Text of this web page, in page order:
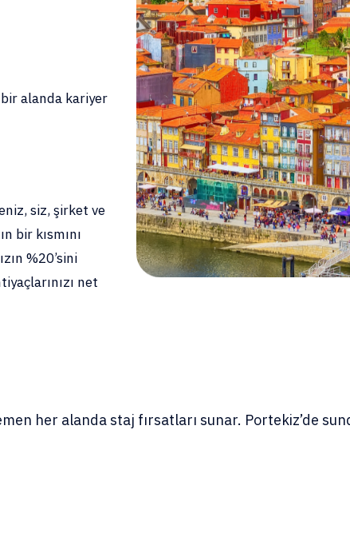
alanda kariyer
siz, şirket ve
bir kısmını
%20’sini
net
her alanda staj fırsatları sunar. Portekiz’de